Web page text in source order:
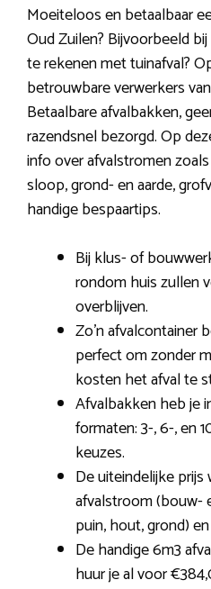
Moeiteloos en betaalbaar
Oud Zuilen? Bijvoorbeeld
te rekenen met tuinafval?
betrouwbare verwerkers
Betaalbare afvalbakken,
razendsnel bezorgd. Op
info over afvalstromen
sloop, grond- en aarde,
handige bespaartips.
Bij klus- of
rondom huis zullen
overblijven.
Zo’n afvalcontainer
perfect om zonder
kosten het afval te
Afvalbakken heb je
formaten: 3-, 6-, en
keuzes.
De uiteindelijke
afvalstroom (bouw-
puin, hout, grond)
De handige 6m3
huur je al voor